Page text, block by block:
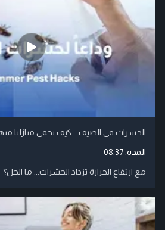
الحشرات في الصيف... كيف نحمي منازلنا
المدة:08:37
مع ارتفاع الحرارة تزداد الحشرات... ما الحل؟